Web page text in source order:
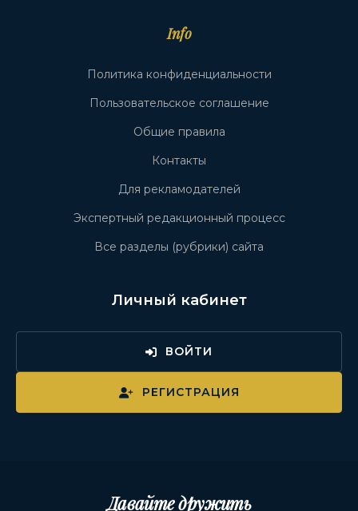
Info
Политика конфиденциальности
Пользовательское соглашение
Общие правила
Контакты
Для рекламодателей
Экспертный редакционный процесс
Все разделы (рубрики) сайта
Личный кабинет
ВОЙТИ
РЕГИСТРАЦИЯ
Давайте дружить